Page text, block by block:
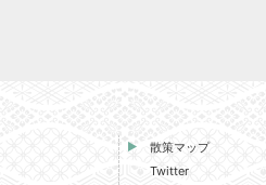
散策マップ
Twitter